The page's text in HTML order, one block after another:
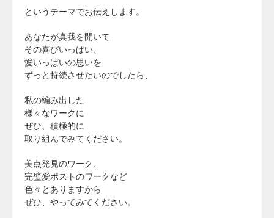
というテーマでお伝えします。
あなたが真我を開いて
その喜びいっぱい、
愛いっぱいの思いを
ずっと持続させたいのでしたら、
私の編み出した
様々なワークに
ぜひ、積極的に
取り組んでみてください。
美点発見のワーク、
完璧愛ポストのワークなど
色々とありますから
ぜひ、やってみてください。